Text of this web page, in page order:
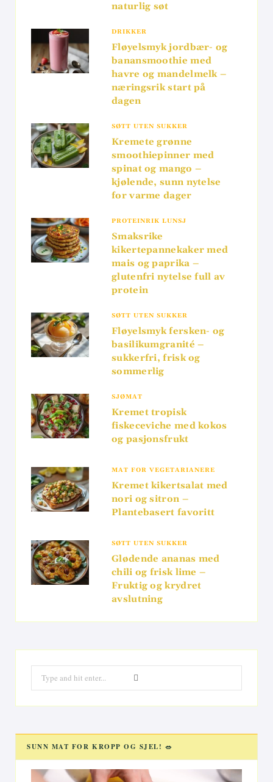
naturlig søt
DRIKKER
Fløyelsmyk jordbær- og
banansmoothie med
havre og mandelmelk –
næringsrik start på
dagen
SØTT UTEN SUKKER
Kremete grønne
smoothiepinner med
spinat og mango –
kjølende, sunn nytelse
for varme dager
PROTEINRIK LUNSJ
Smaksrike
kikertepannekaker med
mais og paprika –
glutenfri nytelse full av
protein
SØTT UTEN SUKKER
Fløyelsmyk fersken- og
basilikumgranité –
sukkerfri, frisk og
sommerlig
SJØMAT
Kremet tropisk
fiskeceviche med kokos
og pasjonsfrukt
MAT FOR VEGETARIANERE
Kremet kikertsalat med
nori og sitron –
Plantebasert favoritt
SØTT UTEN SUKKER
Glødende ananas med
chili og frisk lime –
Fruktig og krydret
avslutning
Search
for:
SUNN MAT FOR KROPP OG SJEL! 🥗
Videoavspiller